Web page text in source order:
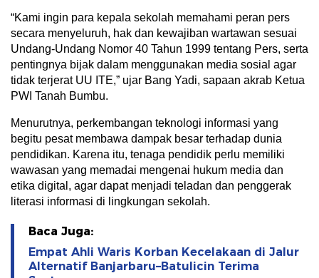
“Kami ingin para kepala sekolah memahami peran pers
secara menyeluruh, hak dan kewajiban wartawan sesuai
Undang-Undang Nomor 40 Tahun 1999 tentang Pers, serta
pentingnya bijak dalam menggunakan media sosial agar
tidak terjerat UU ITE,” ujar Bang Yadi, sapaan akrab Ketua
PWI Tanah Bumbu.
Menurutnya, perkembangan teknologi informasi yang
begitu pesat membawa dampak besar terhadap dunia
pendidikan. Karena itu, tenaga pendidik perlu memiliki
wawasan yang memadai mengenai hukum media dan
etika digital, agar dapat menjadi teladan dan penggerak
literasi informasi di lingkungan sekolah.
Baca Juga:
Empat Ahli Waris Korban Kecelakaan di Jalur
Alternatif Banjarbaru–Batulicin Terima